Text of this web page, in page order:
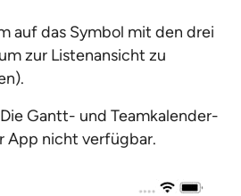
auf das Symbol mit den drei
zur Listenansicht zu
Die Gantt- und Teamkalender-
App nicht verfügbar.